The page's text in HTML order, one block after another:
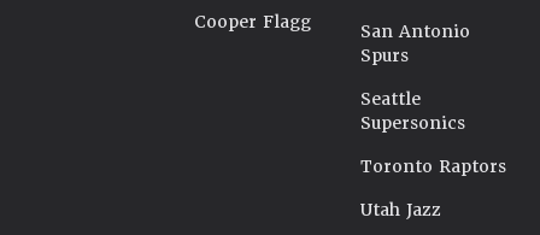
Cooper Flagg
San Antonio
Spurs
Seattle
Supersonics
Toronto Raptors
Utah Jazz